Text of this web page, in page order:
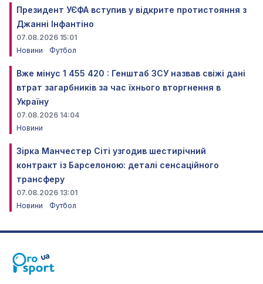
Президент УЄФА вступив у відкрите протистояння з
Джанні Інфантіно
07.08.2026 15:01
Новини
Футбол
Вже мінус 1 455 420 : Генштаб ЗСУ назвав свіжі дані
втрат загарбників за час їхнього вторгнення в
Україну
07.08.2026 14:04
Новини
Зірка Манчестер Сіті узгодив шестирічний
контракт із Барселоною: деталі сенсаційного
трансферу
07.08.2026 13:01
Новини
Футбол